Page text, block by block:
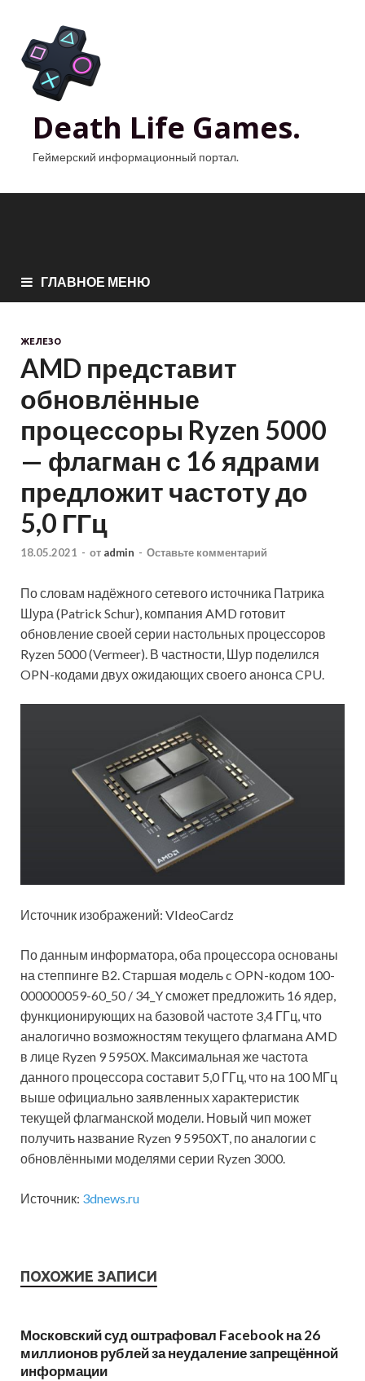
Death Life Games.
Геймерский информационный портал.
ГЛАВНОЕ МЕНЮ
ЖЕЛЕЗО
AMD представит
обновлённые
процессоры Ryzen 5000
— флагман с 16 ядрами
предложит частоту до
5,0 ГГц
18.05.2021 - от admin - Оставьте комментарий
По словам надёжного сетевого источника Патрика
Шура (Patrick Schur), компания AMD готовит
обновление своей серии настольных процессоров
Ryzen 5000 (Vermeer). В частности, Шур поделился
OPN-кодами двух ожидающих своего анонса CPU.
Источник изображений: VIdeoCardz
По данным информатора,оба процессора основаны
на степпинге B2. Cтаршая модель c OPN-кодом 100-
000000059-60_50 / 34_Y сможет предложить 16 ядер,
функционирующих на базовой частоте 3,4 ГГц, что
аналогично возможностям текущего флагмана AMD
в лице Ryzen 9 5950X. Максимальная же частота
данного процессора составит 5,0 ГГц, что на 100 МГц
выше официально заявленных характеристик
текущей флагманской модели. Новый чип может
получить название Ryzen 9 5950XT, по аналогии с
обновлёнными моделями серии Ryzen 3000.
Источник: 3dnews.ru
ПОХОЖИЕ ЗАПИСИ
Московский суд оштрафовал Facebook на 26
миллионов рублей за неудаление запрещённой
информации